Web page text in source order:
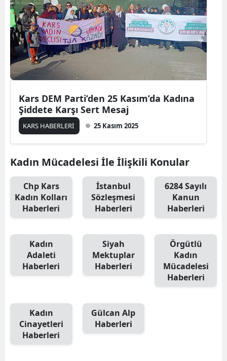
Erzincan
Erzurum
Eskişehir
Gaziantep
Mersin
İstanbul
İzmir
Kastamonu
Kars DEM Parti’den 25 Kasım’da Kadına
Şiddete Karşı Sert Mesaj
KARS HABERLERİ 25 Kasım 2025
Kadın Mücadelesi İle İlişkili Konular
Chp Kars
Kadın Kolları
Haberleri
İstanbul
Sözleşmesi
Haberleri
6284 Sayılı
Kanun
Haberleri
Kadın
Adaleti
Haberleri
Siyah
Mektuplar
Haberleri
Örgütlü
Kadın
Mücadelesi
Haberleri
Kadın
Cinayetleri
Haberleri
Gülcan Alp
Haberleri